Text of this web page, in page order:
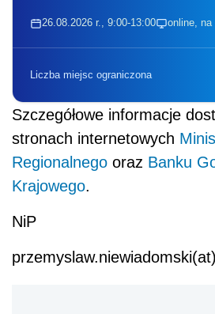
26.08.2026 r., 9:00-13:00 online, na
Liczba miejsc ograniczona
Szczegółowe informacje
stronach internetowych
Regionalnego oraz Banku
Krajowego.
NiP